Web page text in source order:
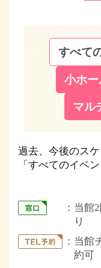
すべて
小ホー
マル
過去、今後のス
「すべてのイベ
当館
り
当館
約可